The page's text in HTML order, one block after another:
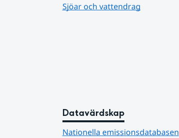
Sjöar och vattendrag
Datavärdskap
Nationella emissionsdatabasen